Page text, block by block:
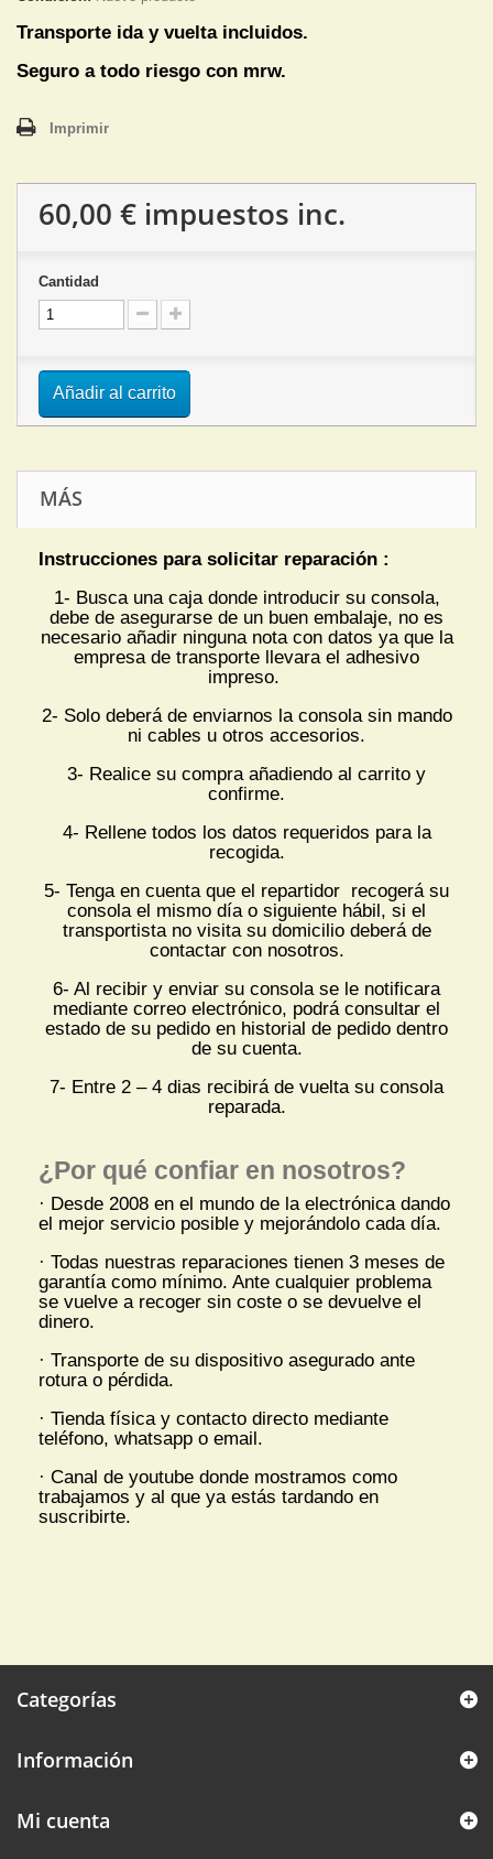
Transporte ida y vuelta incluidos.
Seguro a todo riesgo con mrw.
Imprimir
60,00 € impuestos inc.
Cantidad
Añadir al carrito
MÁS
Instrucciones para solicitar reparación :
1- Busca una caja donde introducir su consola,
debe de asegurarse de un buen embalaje, no es
necesario añadir ninguna nota con datos ya que la
empresa de transporte llevara el adhesivo
impreso.
2- Solo deberá de enviarnos la consola sin mando
ni cables u otros accesorios.
3- Realice su compra añadiendo al carrito y
confirme.
4- Rellene todos los datos requeridos para la
recogida.
5- Tenga en cuenta que el repartidor recogerá su
consola el mismo día o siguiente hábil, si el
transportista no visita su domicilio deberá de
contactar con nosotros.
6- Al recibir y enviar su consola se le notificara
mediante correo electrónico, podrá consultar el
estado de su pedido en historial de pedido dentro
de su cuenta.
7- Entre 2 – 4 dias recibirá de vuelta su consola
reparada.
¿Por qué confiar en nosotros?
· Desde 2008 en el mundo de la electrónica dando
el mejor servicio posible y mejorándolo cada día.
· Todas nuestras reparaciones tienen 3 meses de
garantía como mínimo. Ante cualquier problema
se vuelve a recoger sin coste o se devuelve el
dinero.
· Transporte de su dispositivo asegurado ante
rotura o pérdida.
· Tienda física y contacto directo mediante
teléfono, whatsapp o email.
· Canal de youtube donde mostramos como
trabajamos y al que ya estás tardando en
suscribirte.
Categorías
Información
Mi cuenta